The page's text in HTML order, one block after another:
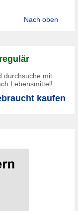
Nach oben
durchsuche mit
Lebensmittel!
kaufen